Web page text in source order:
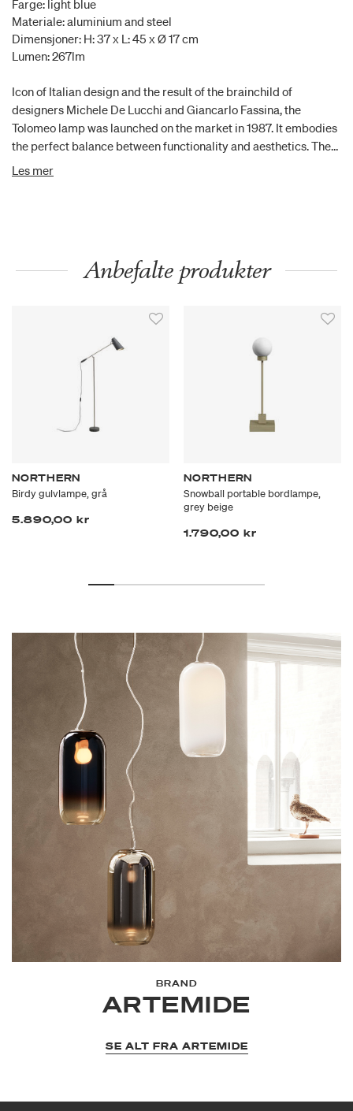
Farge: light blue
Materiale: aluminium and steel
Dimensjoner: H: 37 x L: 45 x Ø 17 cm
Lumen: 267lm
Icon of Italian design and the result of the brainchild of
designers Michele De Lucchi and Giancarlo Fassina, the
Tolomeo lamp was launched on the market in 1987. It embodies
the perfect balance between functionality and aesthetics. The
design of the Tolomeo is characterized by clean and minimalist
making it ideal for various lighting needs.
Les mer
Anbefalte produkter
NORTHERN
Birdy gulvlampe, grå
5.890,00 kr
NORTHERN
Snowball portable bordlampe,
grey beige
1.790,00 kr
BRAND
ARTEMIDE
SE ALT FRA ARTEMIDE